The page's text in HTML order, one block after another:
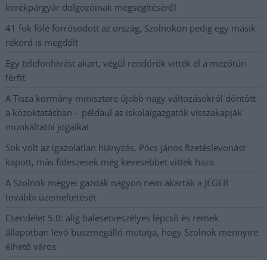
kerékpárgyár dolgozóinak megsegítéséről
41 fok fölé forrósodott az ország, Szolnokon pedig egy másik
rekord is megdőlt
Egy telefonhívást akart, végül rendőrök vitték el a mezőtúri
férfit
A Tisza kormány minisztere újabb nagy változásokról döntött
a közoktatásban – például az iskolaigazgatók visszakapják
munkáltatói jogaikat
Sok volt az igazolatlan hiányzás, Pócs János fizetéslevonást
kapott, más fideszesek még kevesebbet vittek haza
A Szolnok megyei gazdák nagyon nem akarták a JÉGER
további üzemeltetését
Csendélet 5.0: alig balesetveszélyes lépcső és remek
állapotban levő buszmegálló mutatja, hogy Szolnok mennyire
élhető város